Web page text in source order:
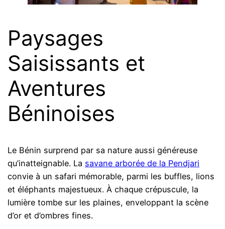
Paysages
Saisissants et
Aventures
Béninoises
Le Bénin surprend par sa nature aussi généreuse
qu’inatteignable. La savane arborée de la Pendjari
convie à un safari mémorable, parmi les buffles, lions
et éléphants majestueux. À chaque crépuscule, la
lumière tombe sur les plaines, enveloppant la scène
d’or et d’ombres fines.